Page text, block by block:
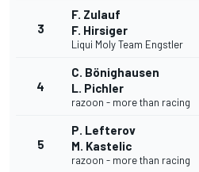
3
F. Zulauf
F. Hirsiger
Liqui Moly Team Engstler
4
C. Bönighausen
L. Pichler
razoon - more than racing
5
P. Lefterov
M. Kastelic
razoon - more than racing